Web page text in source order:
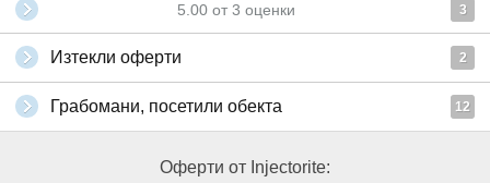
5.00 от 3 оценки 3
Изтекли оферти 2
Грабомани, посетили обекта 12
Оферти от Injectorite: